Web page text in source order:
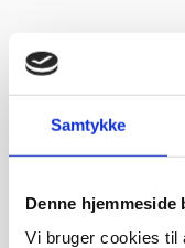
Samtykke
Denne hjemmeside
Vi bruger cookies til